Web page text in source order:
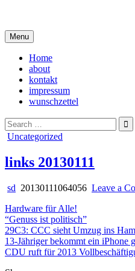
content
Menu
Home
about
kontakt
impressum
wunschzettel
Search
for:
Posted
Uncategorized
links 20130111
sd 20130111064056 Leave a
Hardware für Alle!
“Genuss ist politisch”
29C3: CCC sieht Umzug ins
13-Jähriger bekommt ein iPhone
CDU ruft für 2013